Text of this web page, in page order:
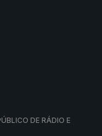
DE RÁDIO E